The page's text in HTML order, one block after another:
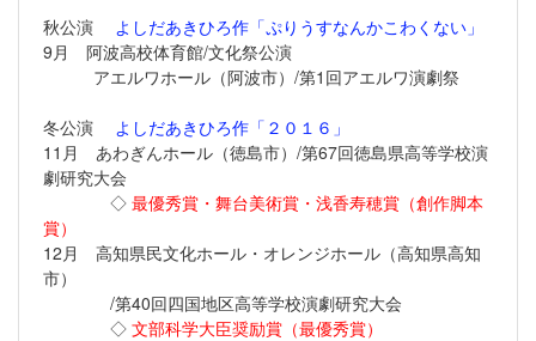
秋公演 よしだあきひろ作「ぷりうすなんかこわくない」
9月 阿波高校体育館/文化祭公演
アエルワホール（阿波市）/第1回アエルワ演劇祭
冬公演 よしだあきひろ作「２０１６」
11月 あわぎんホール（徳島市）/第67回徳島県高等学校演
劇研究大会
◇ 最優秀賞・舞台美術賞・浅香寿穂賞（創作脚本
賞）
12月 高知県民文化ホール・オレンジホール（高知県高知
市）
/第40回四国地区高等学校演劇研究大会
◇ 文部科学大臣奨励賞（最優秀賞）